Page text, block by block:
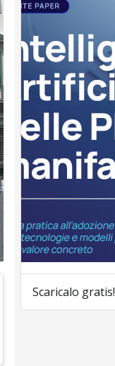
Scaricalo gratis!